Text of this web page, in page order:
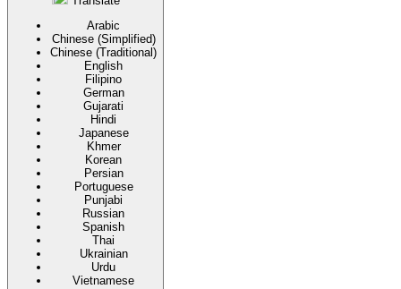
Arabic
Chinese (Simplified)
Chinese (Traditional)
English
Filipino
German
Gujarati
Hindi
Japanese
Khmer
Korean
Persian
Portuguese
Punjabi
Russian
Spanish
Thai
Ukrainian
Urdu
Vietnamese